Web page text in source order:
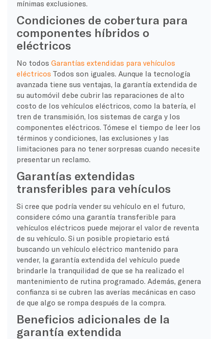
mínimas exclusiones.
Condiciones de cobertura para
componentes híbridos o
eléctricos
No todos Garantías extendidas para vehículos
eléctricos Todos son iguales. Aunque la tecnología
avanzada tiene sus ventajas, la garantía extendida de
su automóvil debe cubrir las reparaciones de alto
costo de los vehículos eléctricos, como la batería, el
tren de transmisión, los sistemas de carga y los
componentes eléctricos. Tómese el tiempo de leer los
términos y condiciones, las exclusiones y las
limitaciones para no tener sorpresas cuando necesite
presentar un reclamo.
Garantías extendidas
transferibles para vehículos
Si cree que podría vender su vehículo en el futuro,
considere cómo una garantía transferible para
vehículos eléctricos puede mejorar el valor de reventa
de su vehículo. Si un posible propietario está
buscando un vehículo eléctrico mantenido para
vender, la garantía extendida del vehículo puede
brindarle la tranquilidad de que se ha realizado el
mantenimiento de rutina programado. Además, genera
confianza si se cubren las averías mecánicas en caso
de que algo se rompa después de la compra.
Beneficios adicionales de la
garantía extendida